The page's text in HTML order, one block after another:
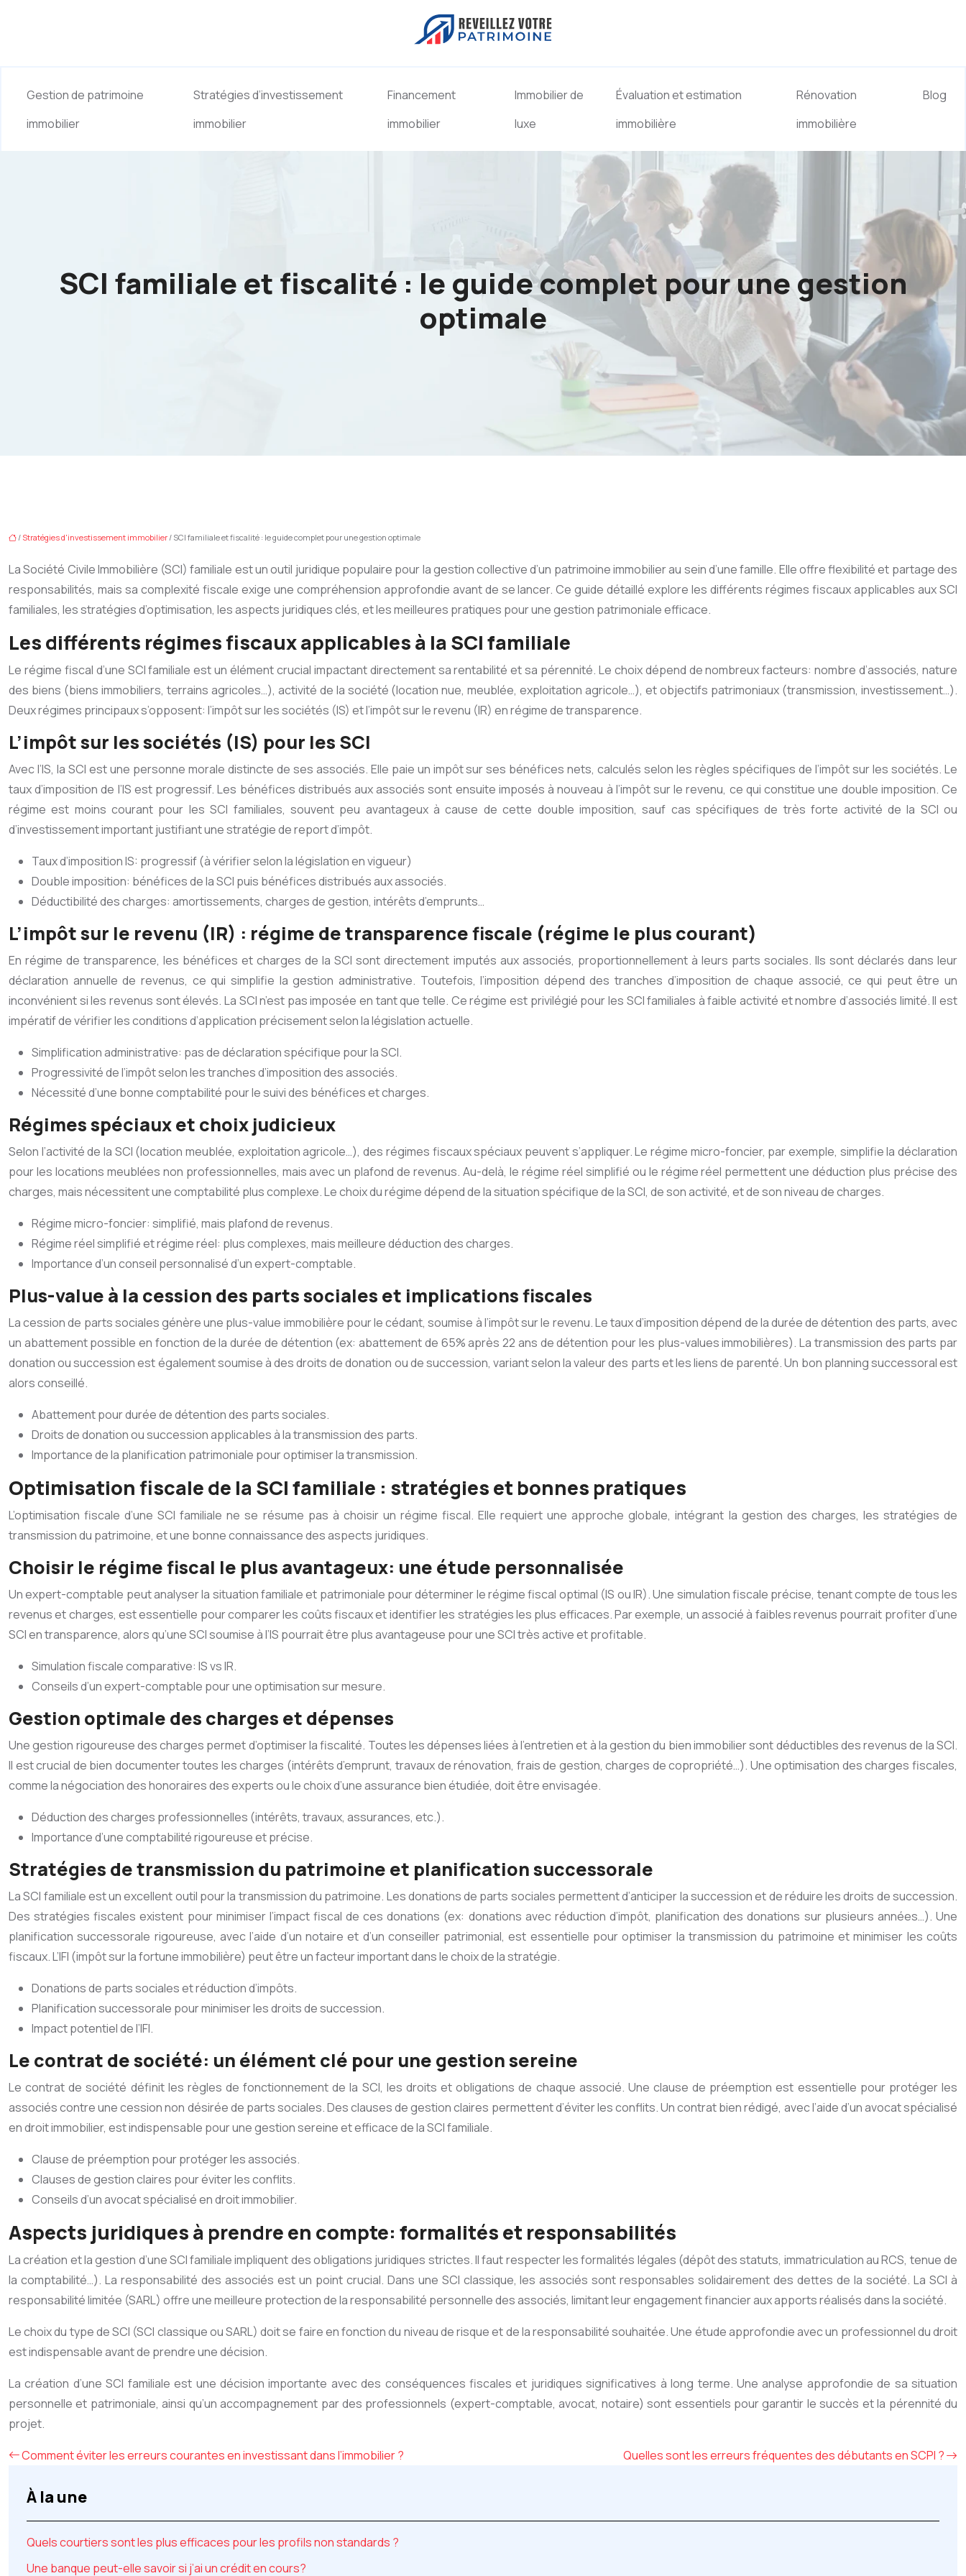
Gestion de patrimoine
immobilier
Stratégies d’investissement
immobilier
Financement
immobilier
Immobilier de
luxe
Évaluation et estimation
immobilière
Rénovation
immobilière
Blog
SCI familiale et fiscalité : le guide complet pour une gestion
optimale
/ Stratégies d'investissement immobilier/ SCI familiale et fiscalité : le guide complet pour une gestion optimale
La Société Civile Immobilière (SCI) familiale est un outil juridique populaire pour la gestion collective d’un patrimoine immobilier au sein d’une famille. Elle offre flexibilité et partage des
responsabilités, mais sa complexité fiscale exige une compréhension approfondie avant de se lancer. Ce guide détaillé explore les différents régimes fiscaux applicables aux SCI
familiales, les stratégies d’optimisation, les aspects juridiques clés, et les meilleures pratiques pour une gestion patrimoniale efficace.
Les différents régimes fiscaux applicables à la SCI familiale
Le régime fiscal d’une SCI familiale est un élément crucial impactant directement sa rentabilité et sa pérennité. Le choix dépend de nombreux facteurs: nombre d’associés, nature
des biens (biens immobiliers, terrains agricoles…), activité de la société (location nue, meublée, exploitation agricole…), et objectifs patrimoniaux (transmission, investissement…).
Deux régimes principaux s’opposent: l’impôt sur les sociétés (IS) et l’impôt sur le revenu (IR) en régime de transparence.
L’impôt sur les sociétés (IS) pour les SCI
Avec l’IS, la SCI est une personne morale distincte de ses associés. Elle paie un impôt sur ses bénéfices nets, calculés selon les règles spécifiques de l’impôt sur les sociétés. Le
taux d’imposition de l’IS est progressif. Les bénéfices distribués aux associés sont ensuite imposés à nouveau à l’impôt sur le revenu, ce qui constitue une double imposition. Ce
régime est moins courant pour les SCI familiales, souvent peu avantageux à cause de cette double imposition, sauf cas spécifiques de très forte activité de la SCI ou
d’investissement important justifiant une stratégie de report d’impôt.
Taux d’imposition IS: progressif (à vérifier selon la législation en vigueur)
Double imposition: bénéfices de la SCI puis bénéfices distribués aux associés.
Déductibilité des charges: amortissements, charges de gestion, intérêts d’emprunts…
L’impôt sur le revenu (IR) : régime de transparence fiscale (régime le plus courant)
En régime de transparence, les bénéfices et charges de la SCI sont directement imputés aux associés, proportionnellement à leurs parts sociales. Ils sont déclarés dans leur
déclaration annuelle de revenus, ce qui simplifie la gestion administrative. Toutefois, l’imposition dépend des tranches d’imposition de chaque associé, ce qui peut être un
inconvénient si les revenus sont élevés. La SCI n’est pas imposée en tant que telle. Ce régime est privilégié pour les SCI familiales à faible activité et nombre d’associés limité. Il est
impératif de vérifier les conditions d’application précisement selon la législation actuelle.
Simplification administrative: pas de déclaration spécifique pour la SCI.
Progressivité de l’impôt selon les tranches d’imposition des associés.
Nécessité d’une bonne comptabilité pour le suivi des bénéfices et charges.
Régimes spéciaux et choix judicieux
Selon l’activité de la SCI (location meublée, exploitation agricole…), des régimes fiscaux spéciaux peuvent s’appliquer. Le régime micro-foncier, par exemple, simplifie la déclaration
pour les locations meublées non professionnelles, mais avec un plafond de revenus. Au-delà, le régime réel simplifié ou le régime réel permettent une déduction plus précise des
charges, mais nécessitent une comptabilité plus complexe. Le choix du régime dépend de la situation spécifique de la SCI, de son activité, et de son niveau de charges.
Régime micro-foncier: simplifié, mais plafond de revenus.
Régime réel simplifié et régime réel: plus complexes, mais meilleure déduction des charges.
Importance d’un conseil personnalisé d’un expert-comptable.
Plus-value à la cession des parts sociales et implications fiscales
La cession de parts sociales génère une plus-value immobilière pour le cédant, soumise à l’impôt sur le revenu. Le taux d’imposition dépend de la durée de détention des parts, avec
un abattement possible en fonction de la durée de détention (ex: abattement de 65% après 22 ans de détention pour les plus-values immobilières). La transmission des parts par
donation ou succession est également soumise à des droits de donation ou de succession, variant selon la valeur des parts et les liens de parenté. Un bon planning successoral est
alors conseillé.
Abattement pour durée de détention des parts sociales.
Droits de donation ou succession applicables à la transmission des parts.
Importance de la planification patrimoniale pour optimiser la transmission.
Optimisation fiscale de la SCI familiale : stratégies et bonnes pratiques
L’optimisation fiscale d’une SCI familiale ne se résume pas à choisir un régime fiscal. Elle requiert une approche globale, intégrant la gestion des charges, les stratégies de
transmission du patrimoine, et une bonne connaissance des aspects juridiques.
Choisir le régime fiscal le plus avantageux: une étude personnalisée
Un expert-comptable peut analyser la situation familiale et patrimoniale pour déterminer le régime fiscal optimal (IS ou IR). Une simulation fiscale précise, tenant compte de tous les
revenus et charges, est essentielle pour comparer les coûts fiscaux et identifier les stratégies les plus efficaces. Par exemple, un associé à faibles revenus pourrait profiter d’une
SCI en transparence, alors qu’une SCI soumise à l’IS pourrait être plus avantageuse pour une SCI très active et profitable.
Simulation fiscale comparative: IS vs IR.
Conseils d’un expert-comptable pour une optimisation sur mesure.
Gestion optimale des charges et dépenses
Une gestion rigoureuse des charges permet d’optimiser la fiscalité. Toutes les dépenses liées à l’entretien et à la gestion du bien immobilier sont déductibles des revenus de la SCI.
Il est crucial de bien documenter toutes les charges (intérêts d’emprunt, travaux de rénovation, frais de gestion, charges de copropriété…). Une optimisation des charges fiscales,
comme la négociation des honoraires des experts ou le choix d’une assurance bien étudiée, doit être envisagée.
Déduction des charges professionnelles (intérêts, travaux, assurances, etc.).
Importance d’une comptabilité rigoureuse et précise.
Stratégies de transmission du patrimoine et planification successorale
La SCI familiale est un excellent outil pour la transmission du patrimoine. Les donations de parts sociales permettent d’anticiper la succession et de réduire les droits de succession.
Des stratégies fiscales existent pour minimiser l’impact fiscal de ces donations (ex: donations avec réduction d’impôt, planification des donations sur plusieurs années…). Une
planification successorale rigoureuse, avec l’aide d’un notaire et d’un conseiller patrimonial, est essentielle pour optimiser la transmission du patrimoine et minimiser les coûts
fiscaux. L’IFI (impôt sur la fortune immobilière) peut être un facteur important dans le choix de la stratégie.
Donations de parts sociales et réduction d’impôts.
Planification successorale pour minimiser les droits de succession.
Impact potentiel de l’IFI.
Le contrat de société: un élément clé pour une gestion sereine
Le contrat de société définit les règles de fonctionnement de la SCI, les droits et obligations de chaque associé. Une clause de préemption est essentielle pour protéger les
associés contre une cession non désirée de parts sociales. Des clauses de gestion claires permettent d’éviter les conflits. Un contrat bien rédigé, avec l’aide d’un avocat spécialisé
en droit immobilier, est indispensable pour une gestion sereine et efficace de la SCI familiale.
Clause de préemption pour protéger les associés.
Clauses de gestion claires pour éviter les conflits.
Conseils d’un avocat spécialisé en droit immobilier.
Aspects juridiques à prendre en compte: formalités et responsabilités
La création et la gestion d’une SCI familiale impliquent des obligations juridiques strictes. Il faut respecter les formalités légales (dépôt des statuts, immatriculation au RCS, tenue de
la comptabilité…). La responsabilité des associés est un point crucial. Dans une SCI classique, les associés sont responsables solidairement des dettes de la société. La SCI à
responsabilité limitée (SARL) offre une meilleure protection de la responsabilité personnelle des associés, limitant leur engagement financier aux apports réalisés dans la société.
Le choix du type de SCI (SCI classique ou SARL) doit se faire en fonction du niveau de risque et de la responsabilité souhaitée. Une étude approfondie avec un professionnel du droit
est indispensable avant de prendre une décision.
La création d’une SCI familiale est une décision importante avec des conséquences fiscales et juridiques significatives à long terme. Une analyse approfondie de sa situation
personnelle et patrimoniale, ainsi qu’un accompagnement par des professionnels (expert-comptable, avocat, notaire) sont essentiels pour garantir le succès et la pérennité du
projet.
Comment éviter les erreurs courantes en investissant dans l’immobilier ?
Quelles sont les erreurs fréquentes des débutants en SCPI ?
À la une
Quels courtiers sont les plus efficaces pour les profils non standards ?
Une banque peut-elle savoir si j’ai un crédit en cours?